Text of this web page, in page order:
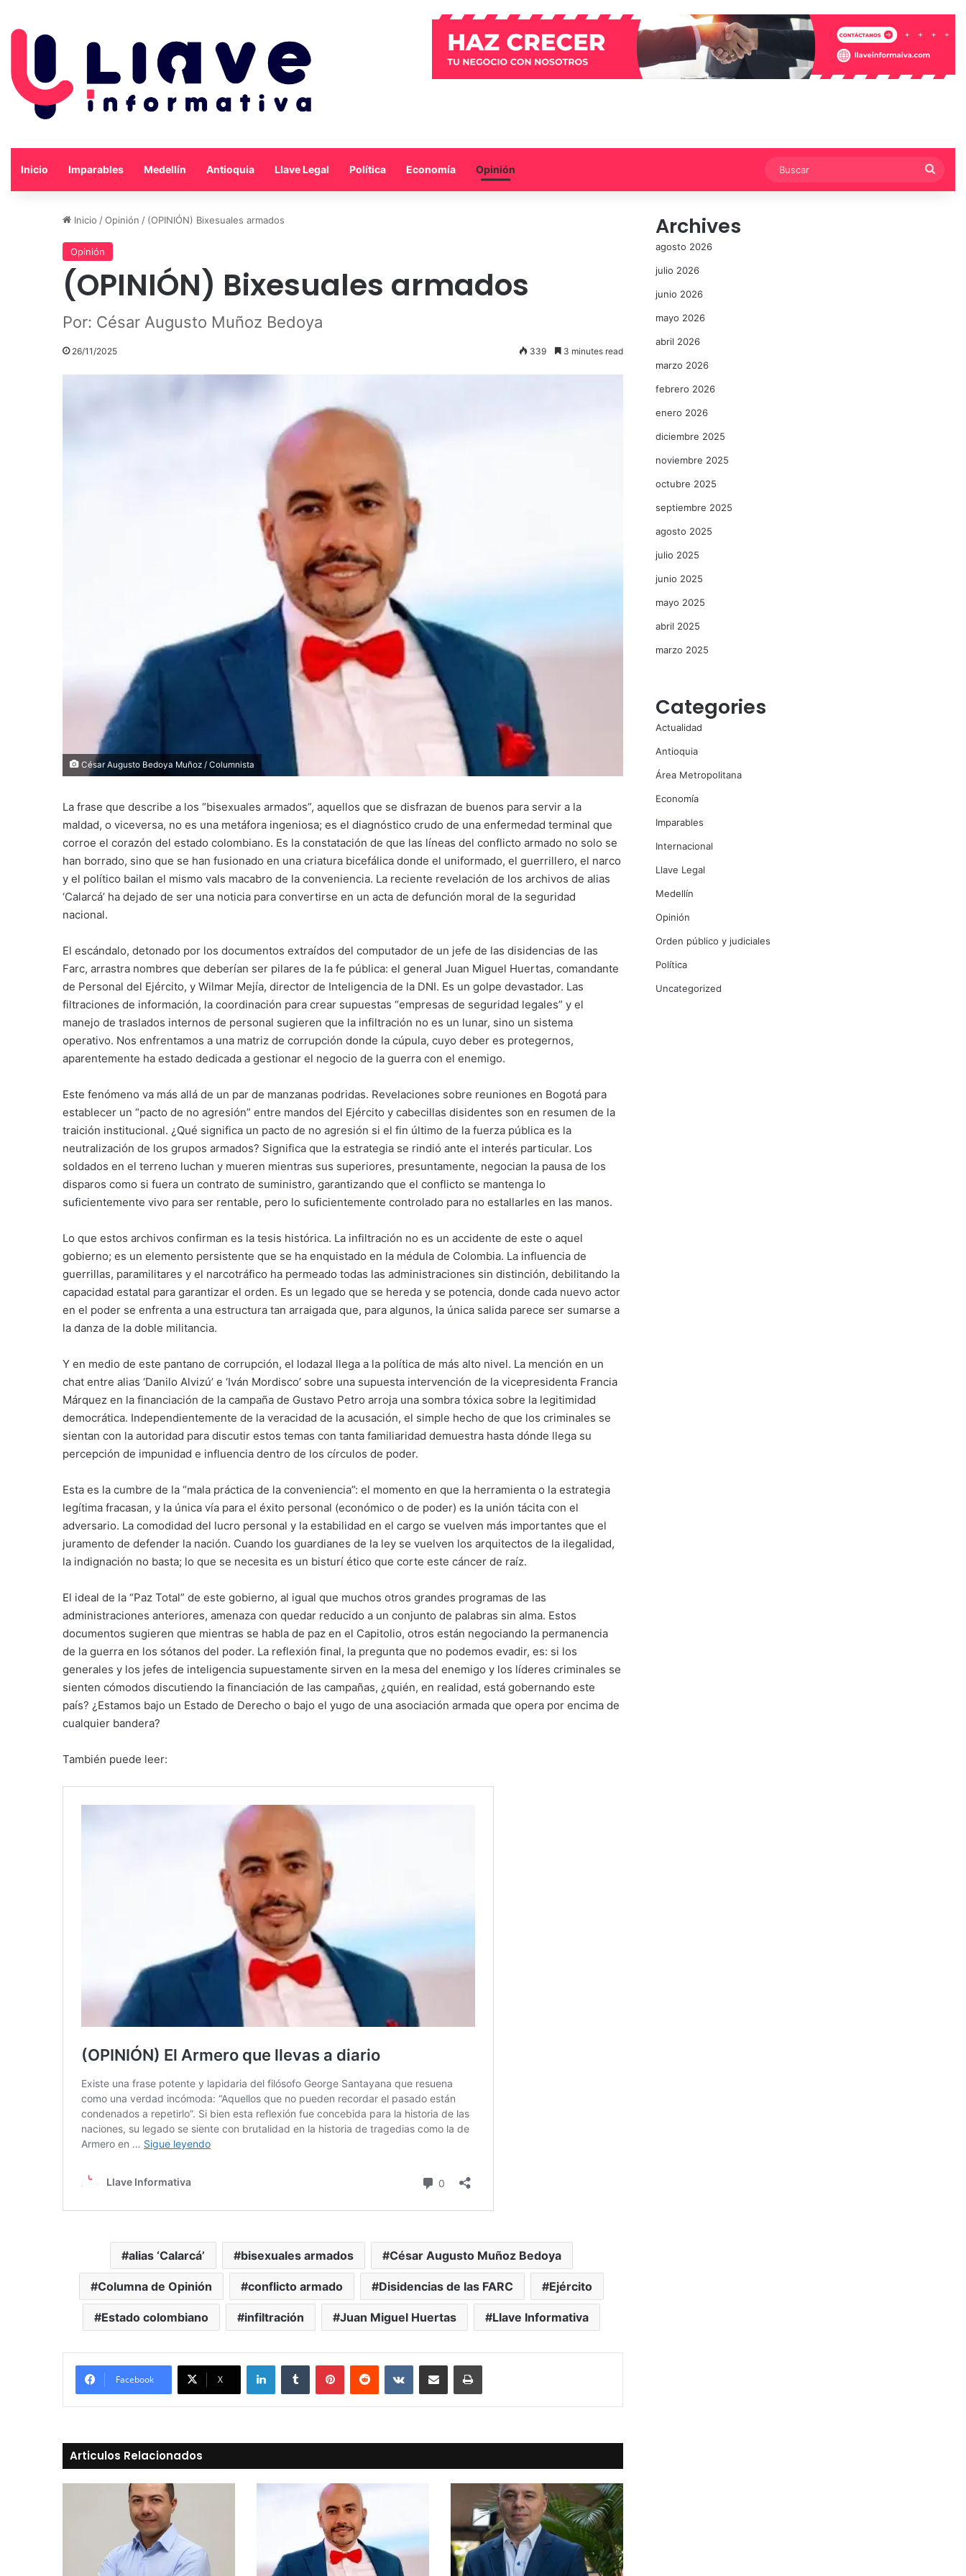
Inicio Imparables Medellín Antioquia Llave Legal Política Economía Opinión
Inicio /Opinión / (OPINIÓN) Bixesuales armados
Opinión
(OPINIÓN) Bixesuales armados
Por: César Augusto Muñoz Bedoya
26/11/2025 339 3 minutes read
César Augusto Bedoya Muñoz / Columnista
La frase que describe a los “bisexuales armados”, aquellos que se disfrazan de buenos para servir a la
maldad, o viceversa, no es una metáfora ingeniosa; es el diagnóstico crudo de una enfermedad terminal que
corroe el corazón del estado colombiano. Es la constatación de que las líneas del conflicto armado no solo se
han borrado, sino que se han fusionado en una criatura bicefálica donde el uniformado, el guerrillero, el narco
y el político bailan el mismo vals macabro de la conveniencia. La reciente revelación de los archivos de alias
‘Calarcá’ ha dejado de ser una noticia para convertirse en un acta de defunción moral de la seguridad
nacional.
El escándalo, detonado por los documentos extraídos del computador de un jefe de las disidencias de las
Farc, arrastra nombres que deberían ser pilares de la fe pública: el general Juan Miguel Huertas, comandante
de Personal del Ejército, y Wilmar Mejía, director de Inteligencia de la DNI. Es un golpe devastador. Las
filtraciones de información, la coordinación para crear supuestas “empresas de seguridad legales” y el
manejo de traslados internos de personal sugieren que la infiltración no es un lunar, sino un sistema
operativo. Nos enfrentamos a una matriz de corrupción donde la cúpula, cuyo deber es protegernos,
aparentemente ha estado dedicada a gestionar el negocio de la guerra con el enemigo.
Este fenómeno va más allá de un par de manzanas podridas. Revelaciones sobre reuniones en Bogotá para
establecer un “pacto de no agresión” entre mandos del Ejército y cabecillas disidentes son en resumen de la
traición institucional. ¿Qué significa un pacto de no agresión si el fin último de la fuerza pública es la
neutralización de los grupos armados? Significa que la estrategia se rindió ante el interés particular. Los
soldados en el terreno luchan y mueren mientras sus superiores, presuntamente, negocian la pausa de los
disparos como si fuera un contrato de suministro, garantizando que el conflicto se mantenga lo
suficientemente vivo para ser rentable, pero lo suficientemente controlado para no estallarles en las manos.
Lo que estos archivos confirman es la tesis histórica. La infiltración no es un accidente de este o aquel
gobierno; es un elemento persistente que se ha enquistado en la médula de Colombia. La influencia de
guerrillas, paramilitares y el narcotráfico ha permeado todas las administraciones sin distinción, debilitando la
capacidad estatal para garantizar el orden. Es un legado que se hereda y se potencia, donde cada nuevo actor
en el poder se enfrenta a una estructura tan arraigada que, para algunos, la única salida parece ser sumarse a
la danza de la doble militancia.
Y en medio de este pantano de corrupción, el lodazal llega a la política de más alto nivel. La mención en un
chat entre alias ‘Danilo Alvizú’ e ‘Iván Mordisco’ sobre una supuesta intervención de la vicepresidenta Francia
Márquez en la financiación de la campaña de Gustavo Petro arroja una sombra tóxica sobre la legitimidad
democrática. Independientemente de la veracidad de la acusación, el simple hecho de que los criminales se
sientan con la autoridad para discutir estos temas con tanta familiaridad demuestra hasta dónde llega su
percepción de impunidad e influencia dentro de los círculos de poder.
Esta es la cumbre de la “mala práctica de la conveniencia”: el momento en que la herramienta o la estrategia
legítima fracasan, y la única vía para el éxito personal (económico o de poder) es la unión tácita con el
adversario. La comodidad del lucro personal y la estabilidad en el cargo se vuelven más importantes que el
juramento de defender la nación. Cuando los guardianes de la ley se vuelven los arquitectos de la ilegalidad,
la indignación no basta; lo que se necesita es un bisturí ético que corte este cáncer de raíz.
El ideal de la “Paz Total” de este gobierno, al igual que muchos otros grandes programas de las
administraciones anteriores, amenaza con quedar reducido a un conjunto de palabras sin alma. Estos
documentos sugieren que mientras se habla de paz en el Capitolio, otros están negociando la permanencia
de la guerra en los sótanos del poder. La reflexión final, la pregunta que no podemos evadir, es: si los
generales y los jefes de inteligencia supuestamente sirven en la mesa del enemigo y los líderes criminales se
sienten cómodos discutiendo la financiación de las campañas, ¿quién, en realidad, está gobernando este
país? ¿Estamos bajo un Estado de Derecho o bajo el yugo de una asociación armada que opera por encima de
cualquier bandera?
También puede leer:
alias ‘Calarcá’ bisexuales armados César Augusto Muñoz Bedoya
Columna de Opinión conflicto armado Disidencias de las FARC Ejército
Estado colombiano infiltración Juan Miguel Huertas Llave Informativa
Facebook X
LinkedInTumblr PinterestReddit VKontakte
Compartir vía Mail Print
Articulos Relacionados
Archives
agosto 2026
julio 2026
junio 2026
mayo 2026
abril 2026
marzo 2026
febrero 2026
enero 2026
diciembre 2025
noviembre 2025
octubre 2025
septiembre 2025
agosto 2025
julio 2025
junio 2025
mayo 2025
abril 2025
marzo 2025
Categories
Actualidad
Antioquia
Área Metropolitana
Economía
Imparables
Internacional
Llave Legal
Medellín
Opinión
Orden público y judiciales
Política
Uncategorized